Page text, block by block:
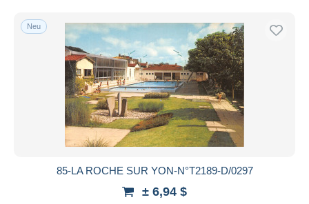
Neu
85-LA ROCHE SUR YON-N°T2189-D/0297
± 6,94 $